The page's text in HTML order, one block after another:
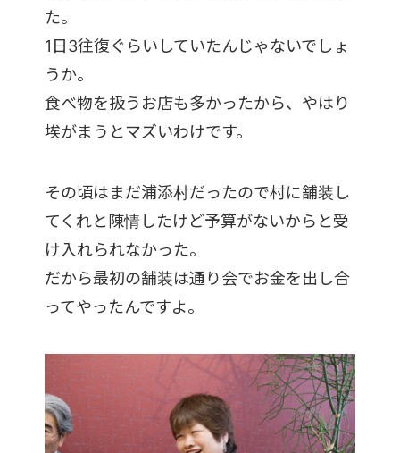
た。
1日3往復ぐらいしていたんじゃないでしょ
うか。
食べ物を扱うお店も多かったから、やはり
埃がまうとマズいわけです。
その頃はまだ浦添村だったので村に舗装し
てくれと陳情したけど予算がないからと受
け入れられなかった。
だから最初の舗装は通り会でお金を出し合
ってやったんですよ。